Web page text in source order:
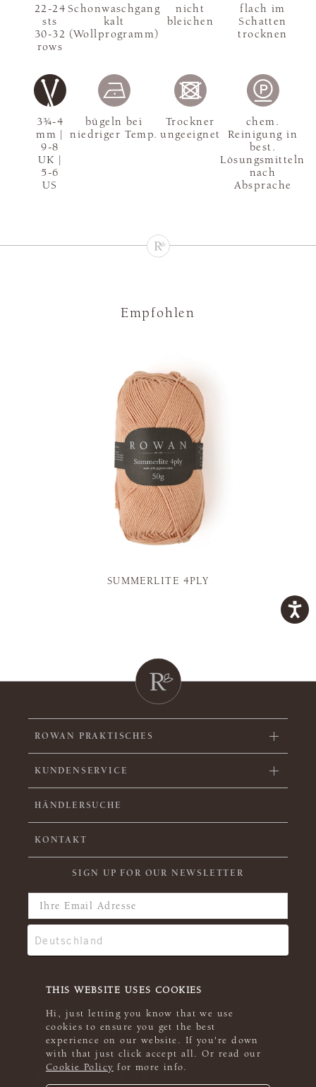
THIS WEBSITE USES COOKIES
Hi, just letting you know that we use
cookies to ensure you get the best
experience on our website. If you're down
with that just click accept all. Or read our
Cookie Policy for more info.
3¾-4
mm |
9-8
UK |
5-6
US
22-24
sts
30-32
rows
Schonwaschgang
kalt
(Wollprogramm)
nicht
bleichen
flach im
Schatten
trocknen
bügeln bei
niedriger Temp.
Trockner
ungeeignet
chem.
Reinigung in
best.
Lösungsmitteln
nach
Absprache
Empfohlen
SUMMERLITE 4PLY
ROWAN PRAKTISCHES
KUNDENSERVICE
HÄNDLERSUCHE
KONTAKT
SIGN UP FOR OUR NEWSLETTER